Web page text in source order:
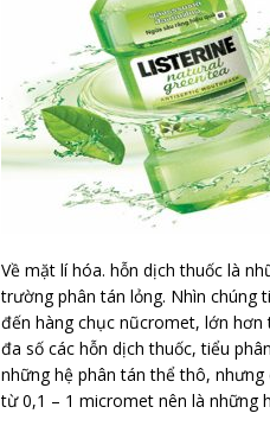
Về mặt lí hóa. hỗn dịch thuốc là
trường phân tán lỏng. Nhìn chúng
đến hàng chục nũcromet, lớn
đa số các hỗn dịch thuốc, tiểu
những hệ phân tán thể thô,
từ 0,1 – 1 micromet nên là những